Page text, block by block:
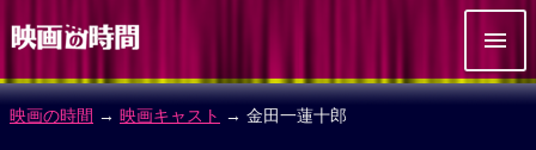
映画の時間 → 映画キャスト → 金田一蓮十郎